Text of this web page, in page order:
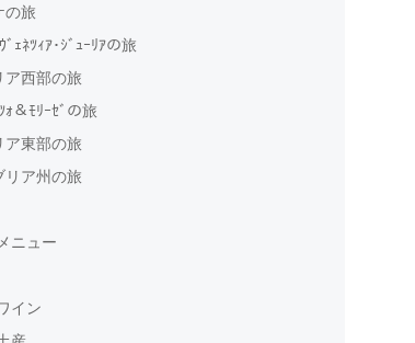
の旅
ﾞｪﾈﾂｨｱ･ｼﾞｭｰﾘｱの旅
ア西部の旅
ｫ＆ﾓﾘｰｾﾞの旅
ア東部の旅
リア州の旅
ニュー
イン